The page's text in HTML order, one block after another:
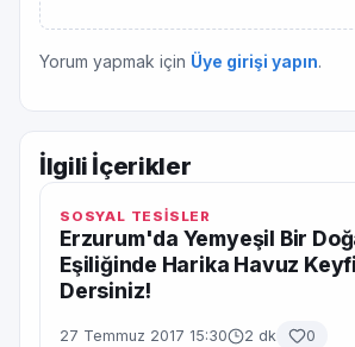
Yorum yapmak için Üye girişi yapın.
İlgili İçerikler
SOSYAL TESİSLER
Erzurum'da Yemyeşil Bir
Eşiliğinde Harika Havuz
Dersiniz!
27 Temmuz 2017 15:30 2 dk 0